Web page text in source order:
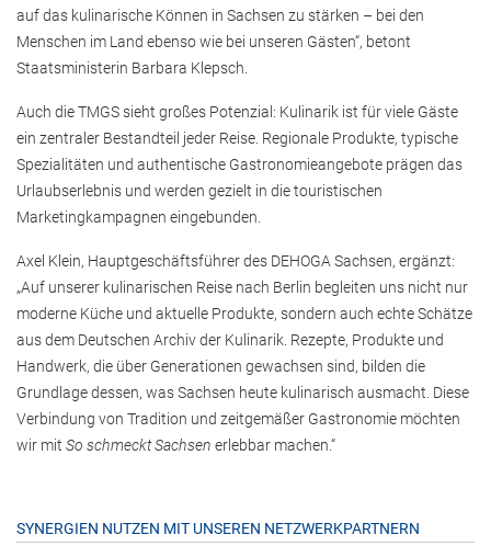
auf das kulinarische Können in Sachsen zu stärken – bei den
Menschen im Land ebenso wie bei unseren Gästen“, betont
Staatsministerin Barbara Klepsch.
Auch die TMGS sieht großes Potenzial: Kulinarik ist für viele Gäste
ein zentraler Bestandteil jeder Reise. Regionale Produkte, typische
Spezialitäten und authentische Gastronomieangebote prägen das
Urlaubserlebnis und werden gezielt in die touristischen
Marketingkampagnen eingebunden.
Axel Klein, Hauptgeschäftsführer des DEHOGA Sachsen, ergänzt:
„Auf unserer kulinarischen Reise nach Berlin begleiten uns nicht nur
moderne Küche und aktuelle Produkte, sondern auch echte Schätze
aus dem Deutschen Archiv der Kulinarik. Rezepte, Produkte und
Handwerk, die über Generationen gewachsen sind, bilden die
Grundlage dessen, was Sachsen heute kulinarisch ausmacht. Diese
Verbindung von Tradition und zeitgemäßer Gastronomie möchten
wir mit So schmeckt Sachsen erlebbar machen.“
SYNERGIEN NUTZEN MIT UNSEREN NETZWERKPARTNERN